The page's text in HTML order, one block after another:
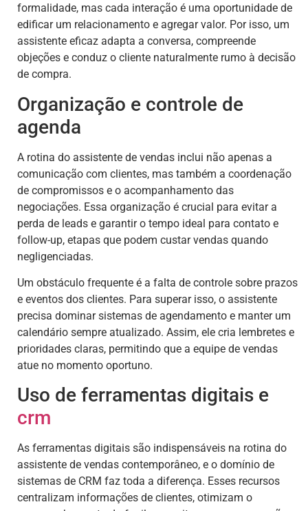
formalidade, mas cada interação é uma oportunidade de
edificar um relacionamento e agregar valor. Por isso, um
assistente eficaz adapta a conversa, compreende
objeções e conduz o cliente naturalmente rumo à decisão
de compra.
Organização e controle de
agenda
A rotina do assistente de vendas inclui não apenas a
comunicação com clientes, mas também a coordenação
de compromissos e o acompanhamento das
negociações. Essa organização é crucial para evitar a
perda de leads e garantir o tempo ideal para contato e
follow-up, etapas que podem custar vendas quando
negligenciadas.
Um obstáculo frequente é a falta de controle sobre prazos
e eventos dos clientes. Para superar isso, o assistente
precisa dominar sistemas de agendamento e manter um
calendário sempre atualizado. Assim, ele cria lembretes e
prioridades claras, permitindo que a equipe de vendas
atue no momento oportuno.
Uso de ferramentas digitais e
crm
As ferramentas digitais são indispensáveis na rotina do
assistente de vendas contemporâneo, e o domínio de
sistemas de CRM faz toda a diferença. Esses recursos
centralizam informações de clientes, otimizam o